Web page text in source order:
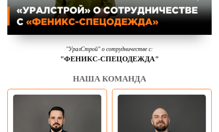
"УралСтрой" о сотрудничестве с:
"ФЕНИКС-СПЕЦОДЕЖДА"
НАША КОМАНДА